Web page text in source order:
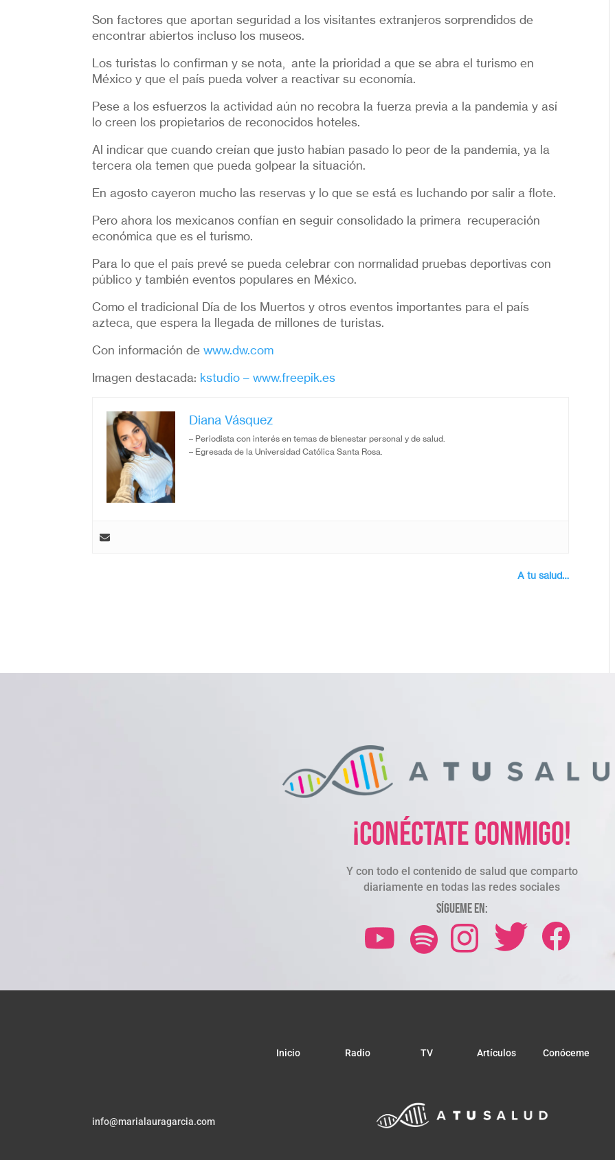
Son factores que aportan seguridad a los visitantes extranjeros sorprendidos de
encontrar abiertos incluso los museos.
Los turistas lo confirman y se nota, ante la prioridad a que se abra el turismo en
México y que el país pueda volver a reactivar su economía.
Pese a los esfuerzos la actividad aún no recobra la fuerza previa a la pandemia y así
lo creen los propietarios de reconocidos hoteles.
Al indicar que cuando creían que justo habían pasado lo peor de la pandemia, ya la
tercera ola temen que pueda golpear la situación.
En agosto cayeron mucho las reservas y lo que se está es luchando por salir a flote.
Pero ahora los mexicanos confían en seguir consolidado la primera recuperación
económica que es el turismo.
Para lo que el país prevé se pueda celebrar con normalidad pruebas deportivas con
público y también eventos populares en México.
Como el tradicional Día de los Muertos y otros eventos importantes para el país
azteca, que espera la llegada de millones de turistas.
Con información dewww.dw.com
Imagen destacada: kstudio – www.freepik.es
Diana Vásquez
– Periodista con interés en temas de bienestar personal y de salud.
– Egresada de la Universidad Católica Santa Rosa.
A tu salud…
¡Conéctate conmigo!
Y con todo el contenido de salud que comparto
diariamente en todas las redes sociales
Sígueme en:
Inicio Radio TV Artículos Conóceme
info@marialauragarcia.com